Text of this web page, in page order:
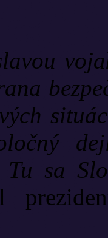
Tu sa